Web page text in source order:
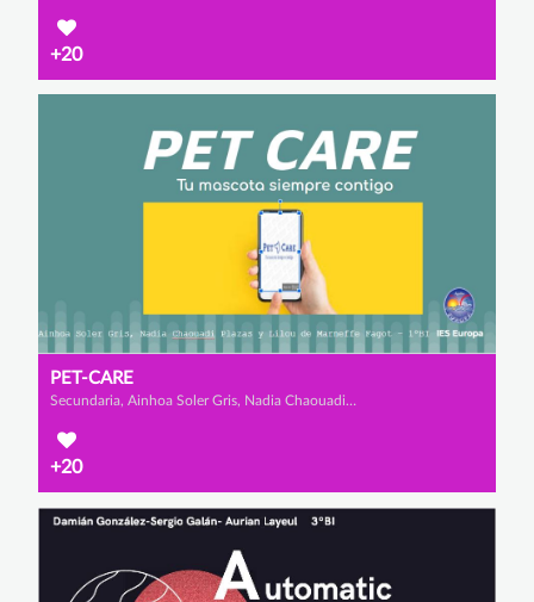
+20
PET-CARE
Secundaria, Ainhoa Soler Gris, Nadia Chaouadi Plazas y Lilou de Marneffe Fagot
+20